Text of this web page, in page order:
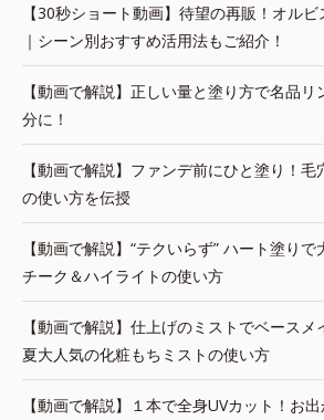
【30秒ショート動画】待望の再販！オル
｜シーン別おすすめ活用法もご紹介！
【動画で解説】正しい量と塗り方で名品
分に！
【動画で解説】ファンデ前にひと塗り！
の使い方を伝授
【動画で解説】“テクいらず” ハート塗りで
チーク＆ハイライトの使い方
【動画で解説】仕上げのミストでベース
夏大人気の化粧もちミストの使い方
【動画で解説】１本で全身UVカット！お